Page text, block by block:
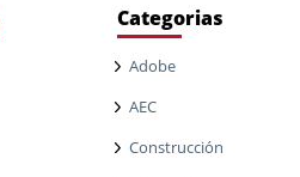
Categorias
Adobe
AEC
Construcción